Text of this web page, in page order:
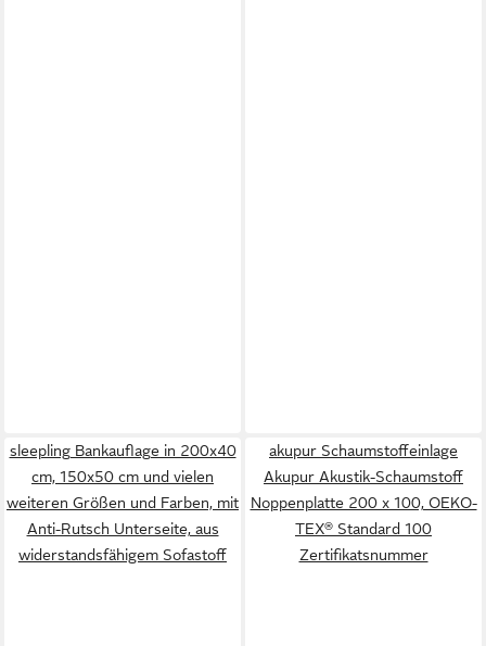
sleepling Bankauflage in 200x40
cm, 150x50 cm und vielen
weiteren Größen und Farben, mit
Anti-Rutsch Unterseite, aus
widerstandsfähigem Sofastoff
akupur Schaumstoffeinlage
Akupur Akustik-Schaumstoff
Noppenplatte 200 x 100, OEKO-
TEX® Standard 100
Zertifikatsnummer